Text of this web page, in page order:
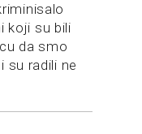
koji su bili
da smo
su radili ne